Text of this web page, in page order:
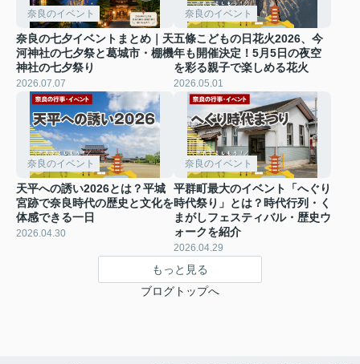
奈良のイベント
奈良の七夕イベントまとめ｜天
河神社の七夕祭と葛城市・棚機
神社の七夕祭り
2026.07.07
奈良のイベント
五條こどもの日花火2026、今
年も開催決定！5月5日の夜空
を彩る親子で楽しめる花火
2026.05.01
奈良のイベント
天平への誘い2026とは？平城
宮跡で奈良時代の歴史と文化を
体感できる一日
2026.04.30
奈良のイベント
平群町最大のイベント「へぐり
時代祭り」とは？時代行列・く
まがしフェスティバル・歴史ウ
ォークを紹介
2026.04.29
もっと見る
ブログトップへ